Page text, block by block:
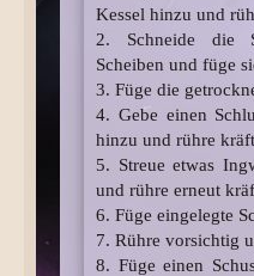
Kessel hinzu und
2. Schneide die
Scheiben und füge
3. Füge die
4. Gebe einen
hinzu und rühre
5. Streue etwas
und rühre erneut
6. Füge eingelegte
7. Rühre vorsichtig
8. Füge einen